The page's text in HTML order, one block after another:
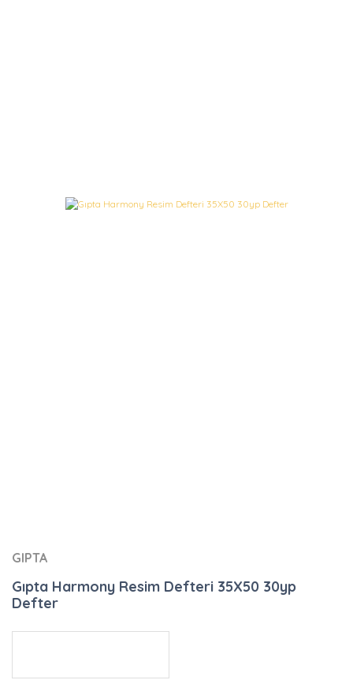
GIPTA
Gıpta Harmony Resim Defteri 35X50 30yp
Defter